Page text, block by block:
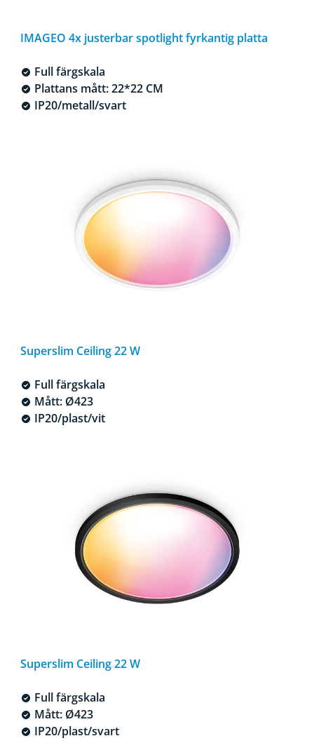
IMAGEO 4x justerbar spotlight fyrkantig platta
Full färgskala
Plattans mått: 22*22 CM
IP20/metall/svart
Superslim Ceiling 22 W
Full färgskala
Mått: Ø423
IP20/plast/vit
Superslim Ceiling 22 W
Full färgskala
Mått: Ø423
IP20/plast/svart